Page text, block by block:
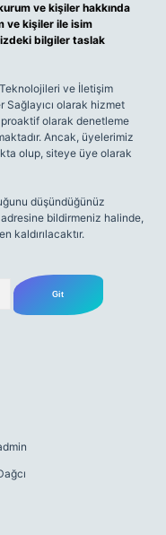
ve kişiler hakkında
ve kişiler ile isim
bilgiler taslak
ve İletişim
Sağlayıcı olarak hizmet
olarak denetleme
Ancak, üyelerimiz
olup, siteye üye olarak
düşündüğünüz
adresine bildirmeniz halinde,
kaldırılacaktır.